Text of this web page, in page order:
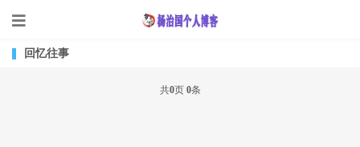
回忆往事
共0页 0条